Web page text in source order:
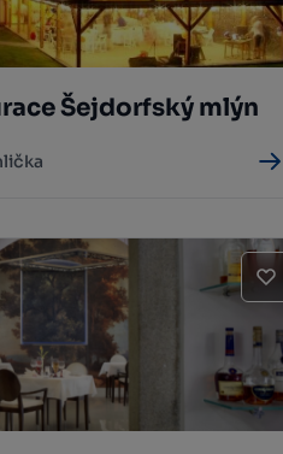
Šejdorfský mlýn